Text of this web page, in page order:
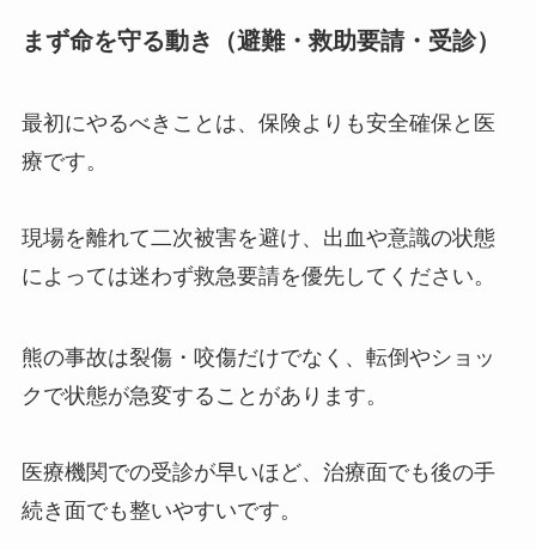
まず命を守る動き（避難・救助要請・受診）
最初にやるべきことは、保険よりも安全確保と医
療です。
現場を離れて二次被害を避け、出血や意識の状態
によっては迷わず救急要請を優先してください。
熊の事故は裂傷・咬傷だけでなく、転倒やショッ
クで状態が急変することがあります。
医療機関での受診が早いほど、治療面でも後の手
続き面でも整いやすいです。